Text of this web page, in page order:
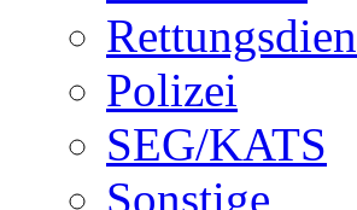
Polizei
SEG/KATS
Sonstige